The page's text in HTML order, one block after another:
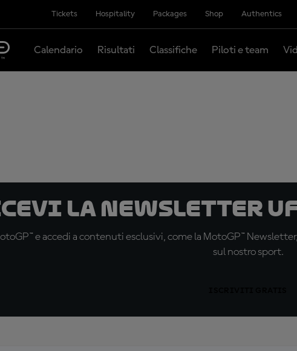
Tickets Hospitality Packages Shop Authentics
Calendario Risultati Classifiche Piloti e team
la newsletter
e accedi a contenuti esclusivi, come la MotoGP™
sul nostro sport.